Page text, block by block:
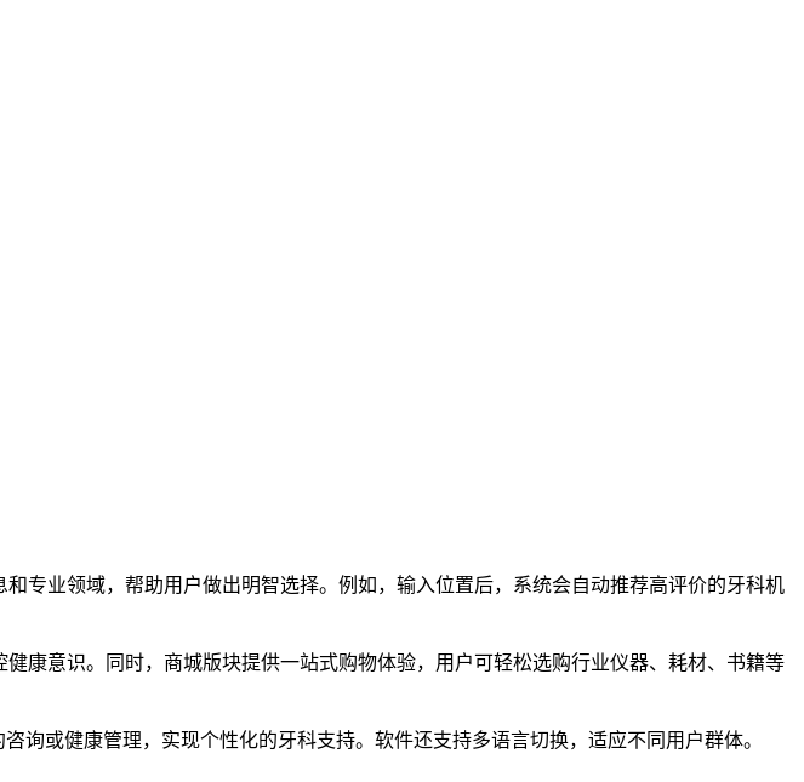
专业领域，帮助用户做出明智选择。例如，输入位置后，系统会自动推荐高评价的牙科机
康意识。同时，商城版块提供一站式购物体验，用户可轻松选购行业仪器、耗材、书籍等
询或健康管理，实现个性化的牙科支持。软件还支持多语言切换，适应不同用户群体。